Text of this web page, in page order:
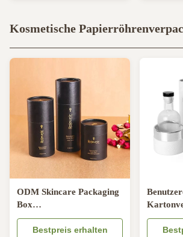
Kosmetische
ODM Skincare Packaging
Box
Kartonverpackungsröhren
für Gesichtspeeling
Bestpreis erhalten